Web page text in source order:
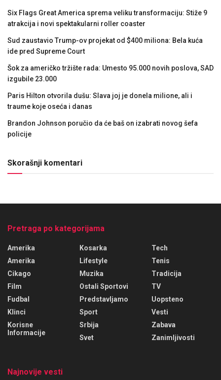
Six Flags Great America sprema veliku transformaciju: Stiže 9
atrakcija i novi spektakularni roller coaster
Sud zaustavio Trump-ov projekat od $400 miliona: Bela kuća
ide pred Supreme Court
Šok za američko tržište rada: Umesto 95.000 novih poslova, SAD
izgubile 23.000
Paris Hilton otvorila dušu: Slava joj je donela milione, ali i
traume koje oseća i danas
Brandon Johnson poručio da će baš on izabrati novog šefa
policije
Skorašnji komentari
Pretraga po kategorijama
Amerika
Amerika
Cikago
Film
Fudbal
Klinci
Korisne
Informacije
Kosarka
Lifestyle
Muzika
Ostali Sportovi
Predstavljamo
Sport
Srbija
Svet
Tech
Tenis
Tradicija
TV
Uopsteno
Vesti
Zabava
Zanimljivosti
Najnovije vesti